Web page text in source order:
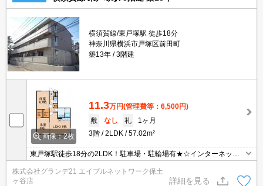
横須賀線/東戸塚駅 徒歩18分
神奈川県横浜市戸塚区前田町
築13年
3階建
画像：2枚
11.3万円(管理費等：6,500円)
敷
なし 礼
1ヶ月
3階
2LDK 57.02m²
東戸塚駅徒歩18分の2LDK！駐車場・駐輪場有★☆インターネット
使用料無料！ALSOKホームセキュリティ加入物件です！
株式会社グランデ21 エイブルネットワーク保土
ヶ谷店
詳細を見る